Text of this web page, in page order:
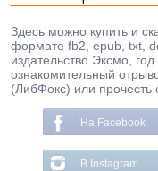
Здесь можно купить и
формате fb2, epub, txt,
издательство Эксмо,
ознакомительный
(ЛибФокс) или прочесть
На Facebook
В Instagram